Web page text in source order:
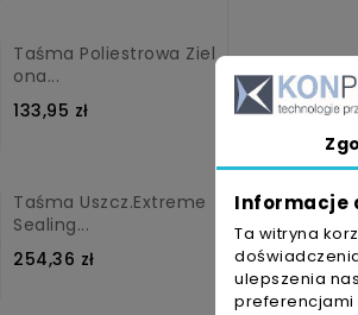
Taśma Poliestrowa Ziel
Ona...
133,95 zł
Taśma Uszcz.Extreme
Sealing...
254,36 zł
Informacje
Ta witryna
ulepszenia
preferencjami